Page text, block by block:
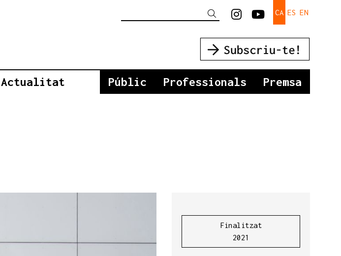
CA ES EN
Link a instagram
Link a
Cercar
Actualitat Públic Professionals Premsa
Finalitzat
2021